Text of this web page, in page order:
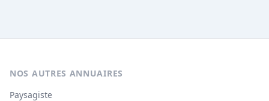
NOS AUTRES ANNUAIRES
Paysagiste